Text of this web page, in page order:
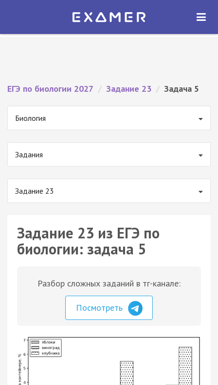
Экзамер — ЕГЭ 2027
ОТКРЫТЬ
ЕГЭ по биологии 2027 / Задание 23 / Задача 5
Биология
Задания
Задание 23
Задание 23 из ЕГЭ по
биологии: задача 5
Разбор сложных заданий в тг-канале:
Посмотреть